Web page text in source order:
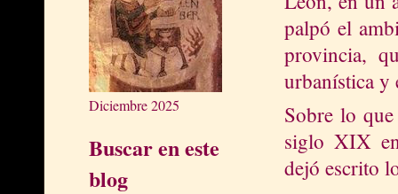
Diciembre 2025
Buscar en este
blog
palpó el
provincia,
urbanística y
Sobre lo
siglo XIX
dejó escrito